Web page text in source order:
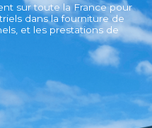
sur toute la France pour
dans la fourniture de
et les prestations de